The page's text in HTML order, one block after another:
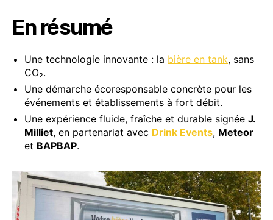
En résumé
Une technologie innovante : la bière en tank, sans
CO₂.
Une démarche écoresponsable concrète pour les
événements et établissements à fort débit.
Une expérience fluide, fraîche et durable signée J.
Milliet, en partenariat avec Drink Events, Meteor
et BAPBAP.